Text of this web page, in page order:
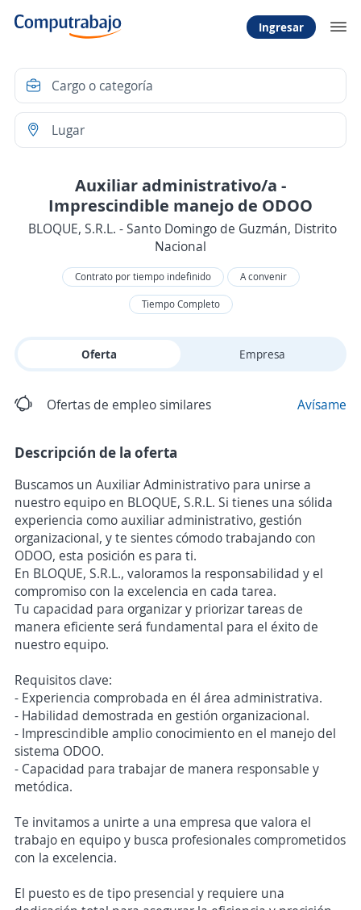
Ingresar
Auxiliar administrativo/a -
Imprescindible manejo de ODOO
BLOQUE, S.R.L. - Santo Domingo de Guzmán, Distrito
Nacional
Contrato por tiempo indefinido
A convenir
Tiempo Completo
Oferta Empresa
Ofertas de empleo similares Avísame
Descripción de la oferta
Buscamos un Auxiliar Administrativo para unirse a
nuestro equipo en BLOQUE, S.R.L. Si tienes una sólida
experiencia como auxiliar administrativo, gestión
organizacional, y te sientes cómodo trabajando con
ODOO, esta posición es para ti.
En BLOQUE, S.R.L., valoramos la responsabilidad y el
compromiso con la excelencia en cada tarea.
Tu capacidad para organizar y priorizar tareas de
manera eficiente será fundamental para el éxito de
nuestro equipo.
Requisitos clave:
- Experiencia comprobada en él área administrativa.
- Habilidad demostrada en gestión organizacional.
- Imprescindible amplio conocimiento en el manejo del
sistema ODOO.
- Capacidad para trabajar de manera responsable y
metódica.
Te invitamos a unirte a una empresa que valora el
trabajo en equipo y busca profesionales comprometidos
con la excelencia.
El puesto es de tipo presencial y requiere una